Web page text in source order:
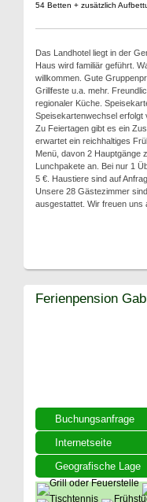
54 Betten + zusätzlich
Das Landhotel liegt in der
Haus wird familiär geführt.
willkommen. Gute
Grillfeste u.a. mehr.
regionaler Küche.
Speisekartenwechsel erfolgt
Zu Feiertagen gibt es ein
erwartet ein reichhaltiges
Menü, davon 2 Hauptgänge
Lunchpakete an. Bei nur 1
5 €. Haustiere sind auf
Unsere 28 Gästezimmer
ausgestattet. Wir freuen uns
Buchungsanfrage
Internetseite
Geografische Lage
Ferienpension